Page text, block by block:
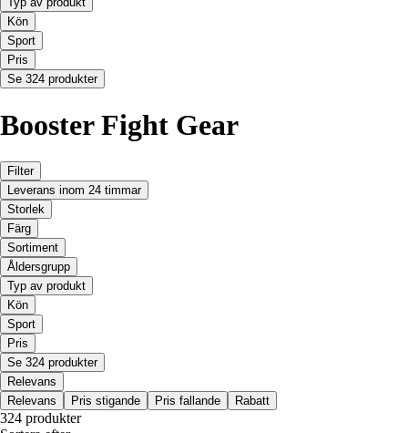
Kön
Sport
Pris
Se 324 produkter
Booster Fight Gear
Filter
Leverans inom 24 timmar
Storlek
Färg
Sortiment
Åldersgrupp
Typ av produkt
Kön
Sport
Pris
Se 324 produkter
Relevans
Relevans
Pris stigande Pris fallande Rabatt
324 produkter